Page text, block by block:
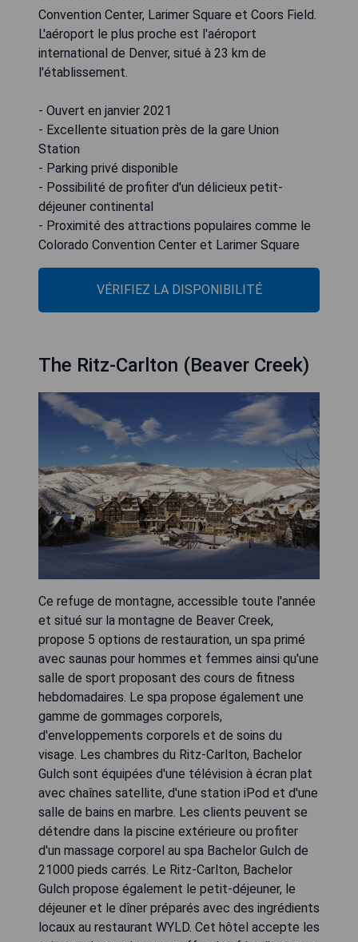
Convention Center, Larimer Square et Coors Field.
L'aéroport le plus proche est l'aéroport
international de Denver, situé à 23 km de
l'établissement.
- Ouvert en janvier 2021
- Excellente situation près de la gare Union
Station
- Parking privé disponible
- Possibilité de profiter d'un délicieux petit-
déjeuner continental
- Proximité des attractions populaires comme le
Colorado Convention Center et Larimer Square
VÉRIFIEZ LA DISPONIBILITÉ
The Ritz-Carlton (Beaver Creek)
Ce refuge de montagne, accessible toute l'année
et situé sur la montagne de Beaver Creek,
propose 5 options de restauration, un spa primé
avec saunas pour hommes et femmes ainsi qu'une
salle de sport proposant des cours de fitness
hebdomadaires. Le spa propose également une
gamme de gommages corporels,
d'enveloppements corporels et de soins du
visage. Les chambres du Ritz-Carlton, Bachelor
Gulch sont équipées d'une télévision à écran plat
avec chaînes satellite, d'une station iPod et d'une
salle de bains en marbre. Les clients peuvent se
détendre dans la piscine extérieure ou profiter
d'un massage corporel au spa Bachelor Gulch de
21000 pieds carrés. Le Ritz-Carlton, Bachelor
Gulch propose également le petit-déjeuner, le
déjeuner et le dîner préparés avec des ingrédients
locaux au restaurant WYLD. Cet hôtel accepte les